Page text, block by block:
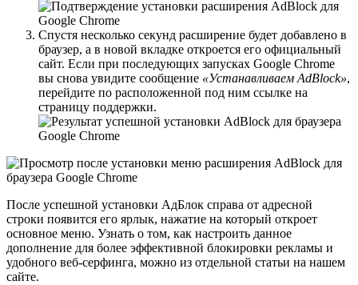
Спустя несколько секунд расширение будет добавлено в
браузер, а в новой вкладке откроется его официальный
сайт. Если при последующих запусках Google Chrome
вы снова увидите сообщение «Устанавливаем AdBlock»,
перейдите по расположенной под ним ссылке на
страницу поддержки.
После успешной установки АдБлок справа от адресной
строки появится его ярлык, нажатие на который откроет
основное меню. Узнать о том, как настроить данное
дополнение для более эффективной блокировки рекламы и
удобного веб-серфинга, можно из отдельной статьи на нашем
сайте.